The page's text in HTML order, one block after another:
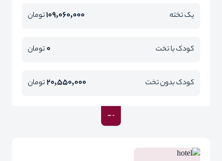
یک تخته 109,060,000تومان
کودک با تخت 0تومان
کودک بدون تخت 20,550,000تومان